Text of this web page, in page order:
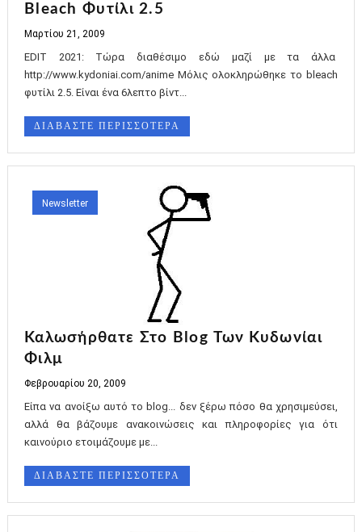
Bleach Φυτίλι 2.5
Μαρτίου 21, 2009
EDIT 2021: Τώρα διαθέσιμο εδώ μαζί με τα άλλα
http://www.kydoniai.com/anime Μόλις ολοκληρώθηκε το bleach
φυτίλι 2.5. Είναι ένα 6λεπτο βίντ...
ΔΙΑΒΑΣΤΕ ΠΕΡΙΣΣΟΤΕΡΑ
Newsletter
Καλωσήρθατε Στο Blog Των Κυδωνίαι
Φιλμ
Φεβρουαρίου 20, 2009
Είπα να ανοίξω αυτό το blog... δεν ξέρω πόσο θα χρησιμεύσει,
αλλά θα βάζουμε ανακοινώσεις και πληροφορίες για ότι
καινούριο ετοιμάζουμε με...
ΔΙΑΒΑΣΤΕ ΠΕΡΙΣΣΟΤΕΡΑ